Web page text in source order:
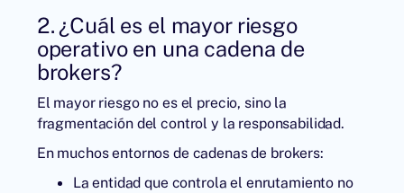
2. ¿Cuál es el mayor riesgo
operativo en una cadena de
brokers?
El mayor riesgo no es el precio, sino la
fragmentación del control y la responsabilidad.
En muchos entornos de cadenas de brokers:
La entidad que controla el enrutamiento no